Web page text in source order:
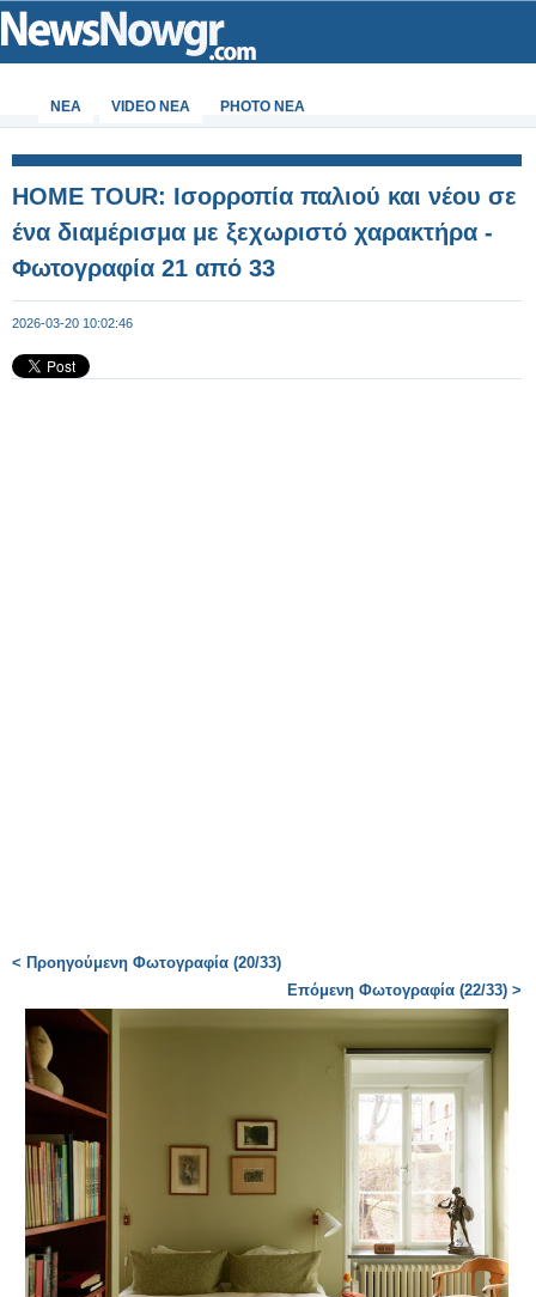
ΝΕΑ VIDEO NEA PHOTO NEA
HOME TOUR: Ισορροπία παλιού και νέου σε
ένα διαμέρισμα με ξεχωριστό χαρακτήρα -
Φωτογραφία 21 από 33
2026-03-20 10:02:46
< Προηγούμενη Φωτογραφία (20/33)
Επόμενη Φωτογραφία (22/33) >